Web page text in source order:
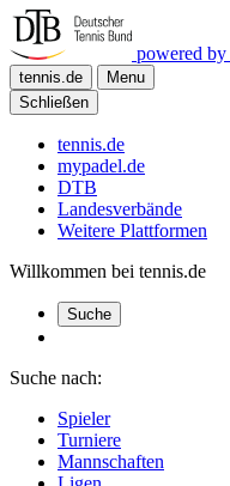
powered by
tennis.de
Menu
Schließen
tennis.de
mypadel.de
DTB
Landesverbände
Weitere Plattformen
Willkommen bei tennis.de
Suche
Suche nach:
Spieler
Turniere
Mannschaften